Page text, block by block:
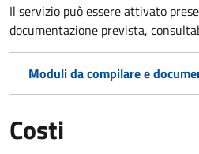
Il servizio può essere attivato
documentazione prevista,
Moduli da compilare e
Costi